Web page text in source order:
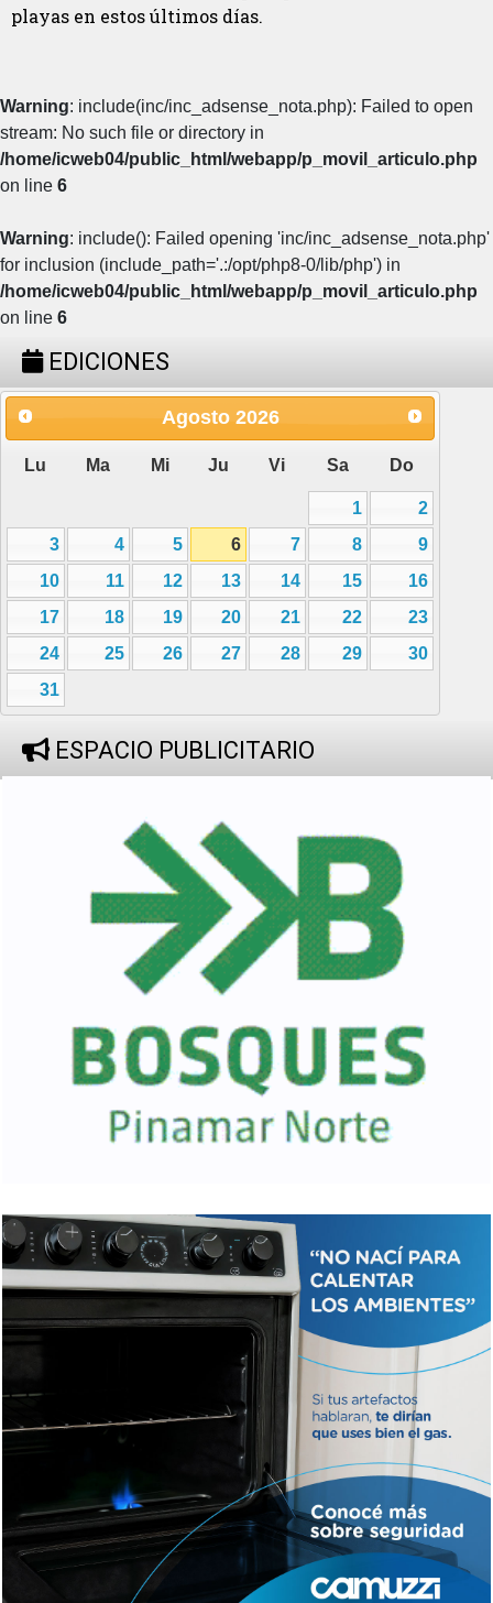
playas en estos últimos días.
Warning: include(inc/inc_adsense_nota.php): Failed to open
stream: No such file or directory in
/home/icweb04/public_html/webapp/p_movil_articulo.php
on line 6
Warning: include(): Failed opening 'inc/inc_adsense_nota.php'
for inclusion (include_path='.:/opt/php8-0/lib/php') in
/home/icweb04/public_html/webapp/p_movil_articulo.php
on line 6
EDICIONES
Agosto 2026
Lu Ma Mi Ju Vi Sa Do
1
2
3
4 5 6 7 8
9
10
11 12 13 14 15
16
17
18 19 20 21 22
23
24
25 26 27 28 29
30
31
ESPACIO PUBLICITARIO